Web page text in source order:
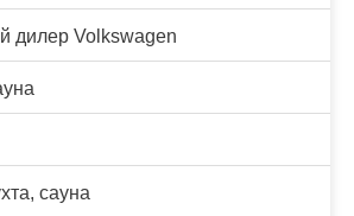
дилер Volkswagen
сауна